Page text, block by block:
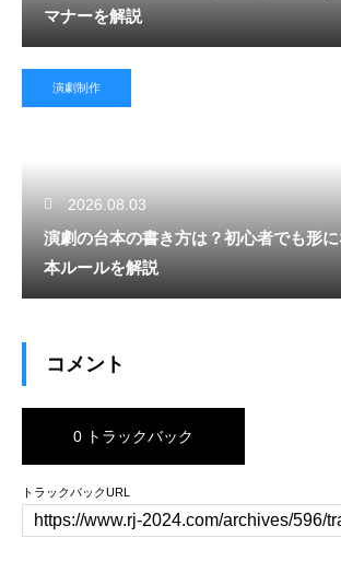
マナーを解説
演劇制作
2026.08.03
演劇の台本の書き方は？初心者でも形
本ルールを解説
コメント
0 トラックバック
トラックバックURL